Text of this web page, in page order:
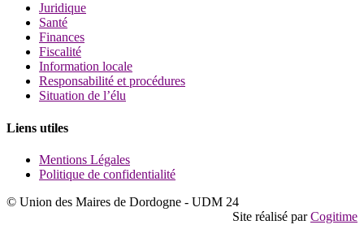
Juridique
Santé
Finances
Fiscalité
Information locale
Responsabilité et procédures
Situation de l’élu
Liens utiles
Mentions Légales
Politique de confidentialité
© Union des Maires de Dordogne - UDM 24
Site réalisé parCogitime